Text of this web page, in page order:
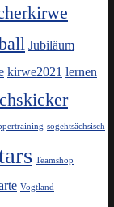
Jubiläum
kirwe2021 lernen
sogehtsächsisch
Teamshop
Vogtland